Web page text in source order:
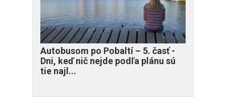
​Autobusom po Pobaltí – 5. časť -
Dni, keď nič nejde podľa plánu sú
tie najl...